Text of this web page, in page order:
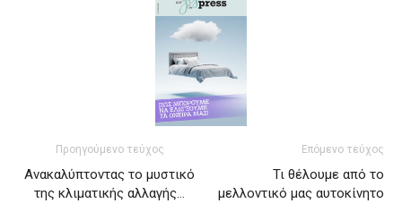
Προηγούμενο τεύχος
Ανακαλύπτοντας το μυστικό
της κλιματικής αλλαγής…
Επόμενο τεύχος
Τι θέλουμε από το
μελλοντικό μας αυτοκίνητο